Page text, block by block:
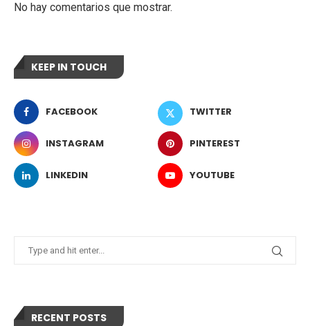
No hay comentarios que mostrar.
KEEP IN TOUCH
FACEBOOK TWITTER
INSTAGRAM PINTEREST
LINKEDIN YOUTUBE
RECENT POSTS